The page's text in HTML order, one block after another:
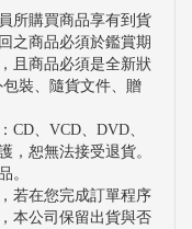
所購買商品享有到貨
之商品必須於鑑賞期
且商品必須是全新狀
裝、隨貨文件、贈
CD、VCD、DVD、
，恕無法接受退貨。
。
若在您完成訂單程序
本公司保留出貨與否